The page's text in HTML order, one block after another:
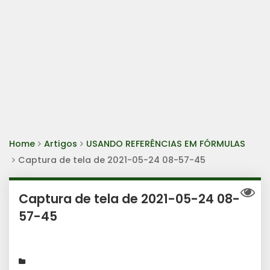
Home Artigos
USANDO REFERÊNCIAS EM FÓRMULAS
Captura de tela de 2021-05-24 08-57-45
Captura de tela de 2021-05-24 08-
57-45